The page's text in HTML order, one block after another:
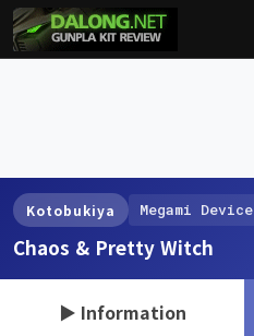
Kotobukiya Megami Device
Chaos & Pretty Witch
▶ Information